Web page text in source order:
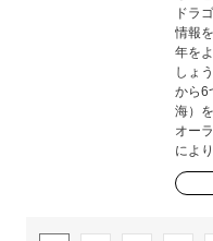
ドラ
情報
年を
しょ
から6
海）
オー
によ